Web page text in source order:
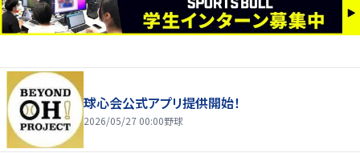
球心会公式アプリ提供開始！
2026/05/27 00:00野球